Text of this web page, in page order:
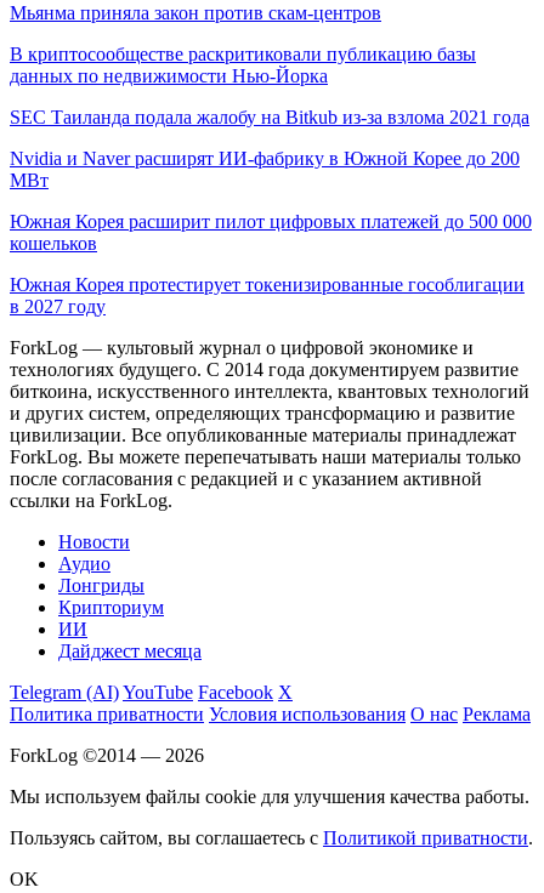
Мьянма приняла закон против скам-центров
В криптосообществе раскритиковали публикацию базы
данных по недвижимости Нью-Йорка
SEC Таиланда подала жалобу на Bitkub из-за взлома 2021 года
Nvidia и Naver расширят ИИ-фабрику в Южной Корее до 200
МВт
Южная Корея расширит пилот цифровых платежей до 500 000
кошельков
Южная Корея протестирует токенизированные гособлигации
в 2027 году
ForkLog — культовый журнал о цифровой экономике и
технологиях будущего. С 2014 года документируем развитие
биткоина, искусственного интеллекта, квантовых технологий
и других систем, определяющих трансформацию и развитие
цивилизации. Все опубликованные материалы принадлежат
ForkLog. Вы можете перепечатывать наши материалы только
после согласования с редакцией и с указанием активной
ссылки на ForkLog.
Новости
Аудио
Лонгриды
Крипториум
ИИ
Дайджест месяца
Telegram (AI)YouTube Facebook X
Политика приватности Условия использования О нас Реклама
ForkLog ©2014 — 2026
Мы используем файлы cookie для улучшения качества работы.
Пользуясь сайтом, вы соглашаетесь с Политикой приватности.
OK